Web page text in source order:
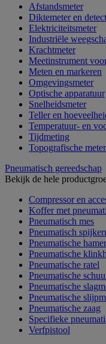
Afstandsmeter
Diktemeter en
Elektriciteitsmeter
Industriële
Krachtmeter
Meetinstrument
Meten en markeren
Omgevingsmeter
Optische apparatuur
Snelheidsmeter
Teller en
Temperatuur- en
Tijdmeting
Topografische meter
Pneumatisch gereedschap
Bekijk de hele
Compressor en
Koffer met
Pneumatisch mes
Pneumatisch
Pneumatische hamer
Pneumatische
Pneumatische ratel
Pneumatische
Pneumatische
Pneumatische
Pneumatische zaag
Specifieke
Verfpistool